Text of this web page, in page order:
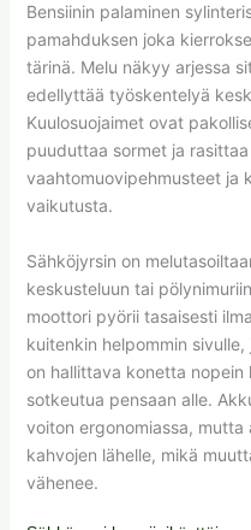
Bensiinin palaminen
pamahduksen joka
tärinä. Melu näkyy arjessa
edellyttää työskentelyä
Kuulosuojaimet ovat
puuduttaa sormet ja
vaahtomuovipehmusteet ja
vaikutusta.
Sähköjyrsin on
keskusteluun tai
moottori pyörii tasaisesti
kuitenkin helpommin
on hallittava konetta
sotkeutua pensaan alle.
voiton ergonomiassa, mutta
kahvojen lähelle, mikä
vähenee.